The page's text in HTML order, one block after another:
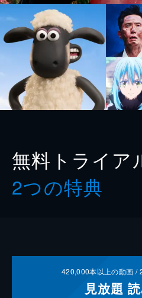
無料トライア
2つの特典
420,000本以上の動画 /
見放題